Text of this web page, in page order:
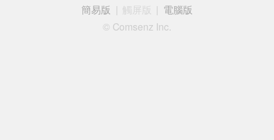
簡易版
觸屏版
電腦版
© Comsenz Inc.